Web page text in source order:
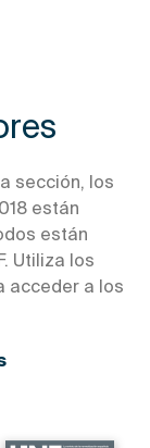
sección, los
están
están
Utiliza los
acceder a los